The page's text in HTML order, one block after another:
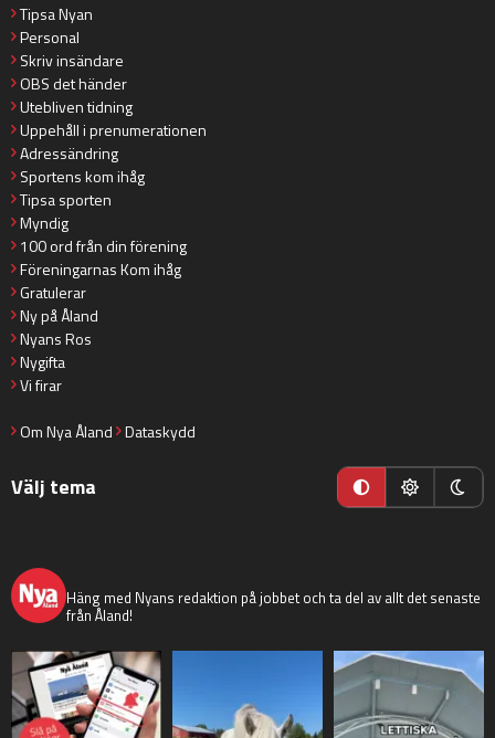
Tipsa Nyan
Personal
Skriv insändare
OBS det händer
Utebliven tidning
Uppehåll i prenumerationen
Adressändring
Sportens kom ihåg
Tipsa sporten
Myndig
100 ord från din förening
Föreningarnas Kom ihåg
Gratulerar
Ny på Åland
Nyans Ros
Nygifta
Vi firar
Om Nya Åland Dataskydd
Välj tema
Häng med Nyans redaktion på jobbet och ta del av allt det senaste
från Åland!